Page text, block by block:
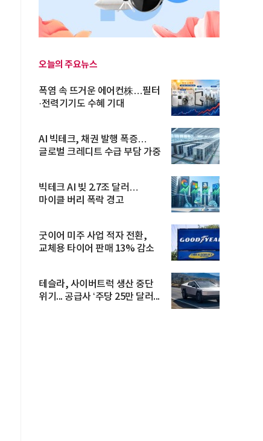
오늘의 주요뉴스
폭염 속 뜨거운 에어컨株…필터
·전력기기도 수혜 기대
AI 빅테크, 채권 발행 폭증…
글로벌 크레디트 수급 부담 가중
빅테크 AI 빚 2.7조 달러…
마이클 버리 폭락 경고
굿이어 미주 사업 적자 전환,
교체용 타이어 판매 13% 감소
테슬라, 사이버트럭 생산 중단
위기... 공급사 ‘주당 25만 달러...